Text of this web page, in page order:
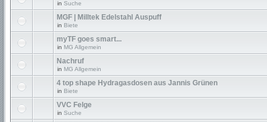
in Suche
MGF | Milltek Edelstahl Auspuff
in Biete
myTF goes smart...
in MG Allgemein
Nachruf
in MG Allgemein
4 top shape Hydragasdosen aus Jannis Grünen
in Biete
VVC Felge
in Suche